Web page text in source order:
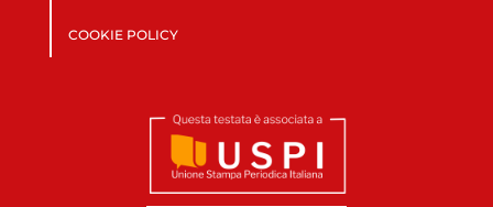
COOKIE POLICY